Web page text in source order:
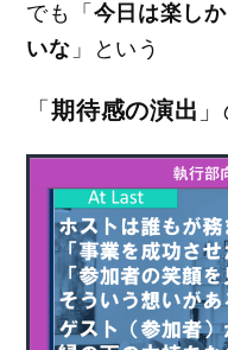
でも「 今日は楽し
いな 」という
「期待感の演出